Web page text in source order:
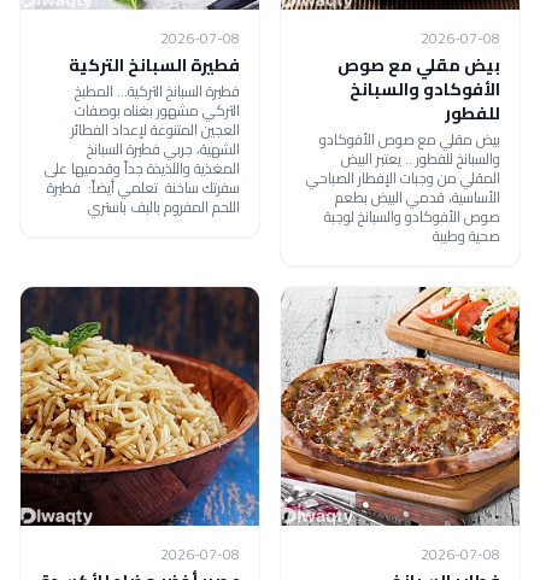
2026-07-08
بيض مقلي مع صوص
الأفوكادو والسبانخ
للفطور
بيض مقلي مع صوص الأفوكادو
والسبانخ للفطور .. يعتبر البيض
المقلي من وجبات الإفطار الصباحي
الأساسية، قدمي البيض بطعم
صوص الأفوكادو والسبانخ لوجبة
صحية وطيبة
2026-07-08
فطيرة السبانخ التركية
فطيرة السبانخ التركية... المطبخ
التركي مشهور بغناه بوصفات
العجين المتنوعة لإعداد الفطائر
الشهية، جربي فطيرة السبانخ
المغذية واللذيذة جداً وقدميها على
سفرتك ساخنة تعلمي أيضاً: فطيرة
اللحم المفروم بالبف باستري
2026-07-08
2026-07-08